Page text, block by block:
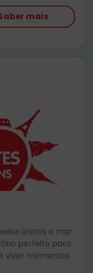
mais
únicos e mar
perfeito para
viver momentos